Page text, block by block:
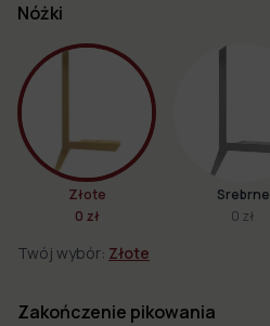
Nóżki
Złote
0 zł
Srebrne
0 zł
Twój wybór: Złote
Zakończenie pikowania